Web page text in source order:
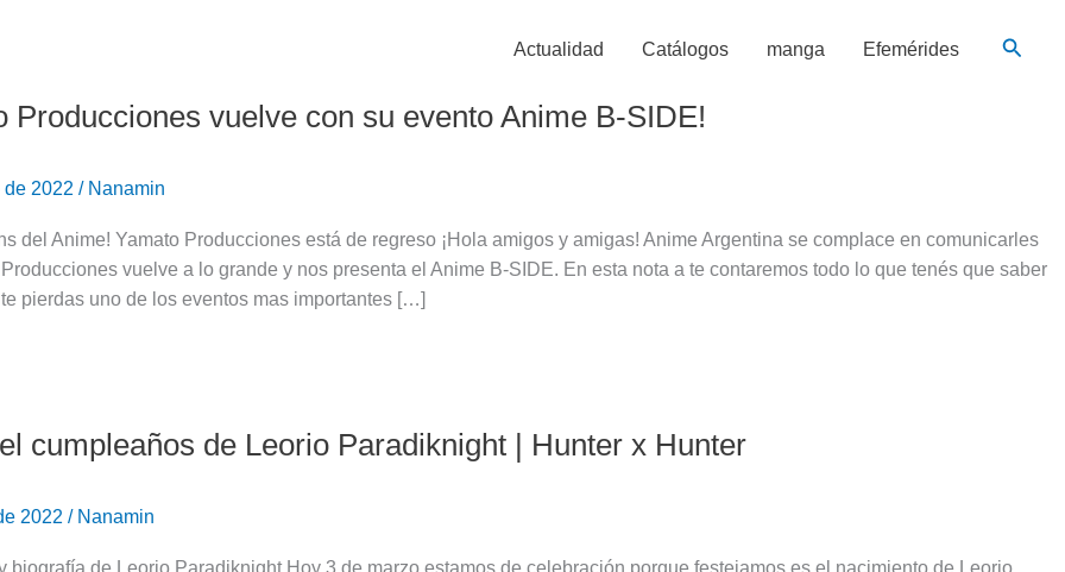
Actualidad Catálogos manga Efemérides
Producciones vuelve con su evento Anime B-SIDE!
de 2022 / Nanamin
del Anime! Yamato Producciones está de regreso ¡Hola amigos y amigas! Anime Argentina se complace en comunicarles
vuelve a lo grande y nos presenta el Anime B-SIDE. En esta nota a te contaremos todo lo que tenés que saber
pierdas uno de los eventos mas importantes […]
cumpleaños de Leorio Paradiknight | Hunter x Hunter
2022 / Nanamin